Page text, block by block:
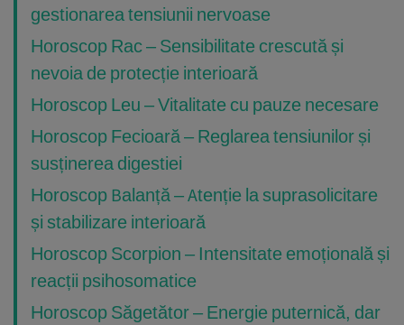
gestionarea tensiunii nervoase
Horoscop Rac – Sensibilitate crescută și
nevoia de protecție interioară
Horoscop Leu – Vitalitate cu pauze necesare
Horoscop Fecioară – Reglarea tensiunilor și
susținerea digestiei
Horoscop Balanță – Atenție la suprasolicitare
și stabilizare interioară
Horoscop Scorpion – Intensitate emoțională și
reacții psihosomatice
Horoscop Săgetător – Energie puternică, dar